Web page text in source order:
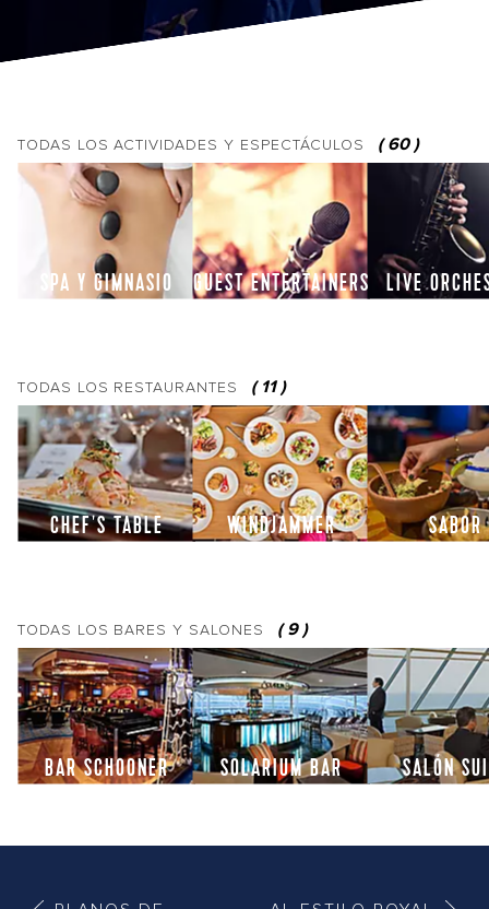
TODAS LOS ACTIVIDADES Y ESPECTÁCULOS (60)
SPA Y GIMNASIO GUEST ENTERTAINERS LIVE
TODAS LOS RESTAURANTES ( 11)
CHEF'S TABLE WINDJAMMER SABOR
TODAS LOS BARES Y SALONES (9)
BAR SCHOONER SOLARIUM BAR SALÓN